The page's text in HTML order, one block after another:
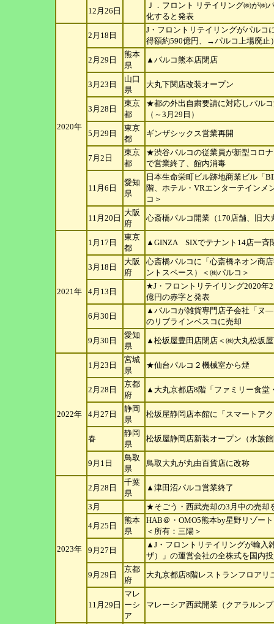
12月26日
Ｊ．フロント リテイリング㈱が㈱
化すると発表
2020年
2月18日
J・フロントリテイリングがパルコ
得額約590億円、→パルコ上場廃止
2月29日
熊本
県
▲パルコ熊本店閉店
3月23日
山口
県
大丸下関店改装オープン
3月28日
東京
都
★都の外出自粛要請に対応しパル
（～3月29日）
5月29日
東京
都
ギンザシックス営業再開
7月2日
東京
都
★渋谷パルコの従業員が新型コロ
で営業終了、館内消毒
11月6日
愛知
県
日本生命栄町ビル跡地商業ビル「
階、ホテル・VRエンターテインメ
コ＞
11月20日
大阪
府
心斎橋パルコ開業（170店舗、旧大
2021年
1月17日
東京
都
▲GINZA SIXでテナント14店一斉
3月18日
大阪
府
心斎橋パルコに「心斎橋ネオン商
ントスペース）＜㈱パルコ ＞
4月13日
★J・フロントリテイリング2020年
億円の赤字と発表
6月30日
▲パルコが雑貨専門店子会社「ヌ
のリブラインベスコに売却
9月30日
愛知
県
▲松坂屋豊田店閉店＜㈱大丸松坂
2022年
1月23日
宮城
県
★仙台パルコ２機械室から煙
2月28日
京都
府
▲大丸京都店8階「ファミリー食堂
4月27日
静岡
県
松坂屋静岡店本館に「スマートア
春
静岡
県
松坂屋静岡店新装オープン（水族
9月1日
鳥取
県
鳥取大丸が丸由百貨店に改称
2023年
2月28日
千葉
県
▲津田沼パルコ営業終了
3月 ★そごう・西武売却の3月中の売却
4月25日
熊本
県
HAB＠・OMO5熊本by星野リゾー
＜所有：三陽＞
9月27日
▲J・フロントリテイリングが輸入
ザ）」の運営会社の全株式を 国内
9月29日
京都
府
大丸京都店8階レストランフロアリ
11月29日
マレ
ーシ
ア
マレーシア西武開業（クアラルン